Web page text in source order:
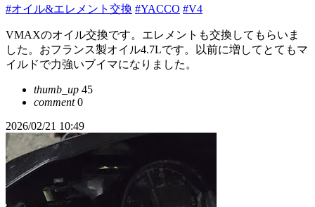
#オイル&エレメント交換 #YACCO #V4
VMAXのオイル交換です。エレメントも交換してもらいま
した。おフランス製オイル4.7Lです。以前に増してとてもマ
イルドで力強いブイマになりました。
thumb_up 45
comment0
2026/02/21 10:49